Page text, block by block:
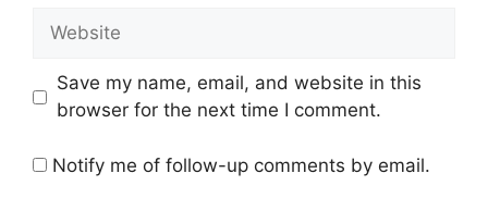
Website
Save my name, email, and website in this
browser for the next time I comment.
Notify me of follow-up comments by email.